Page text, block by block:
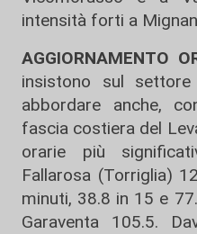
intensità forti a
AGGIORNAMENTO
insistono sul
abbordare anche,
fascia costiera del
orarie più
Fallarosa (Torriglia)
minuti, 38.8 in 15 e
Garaventa 105.5.